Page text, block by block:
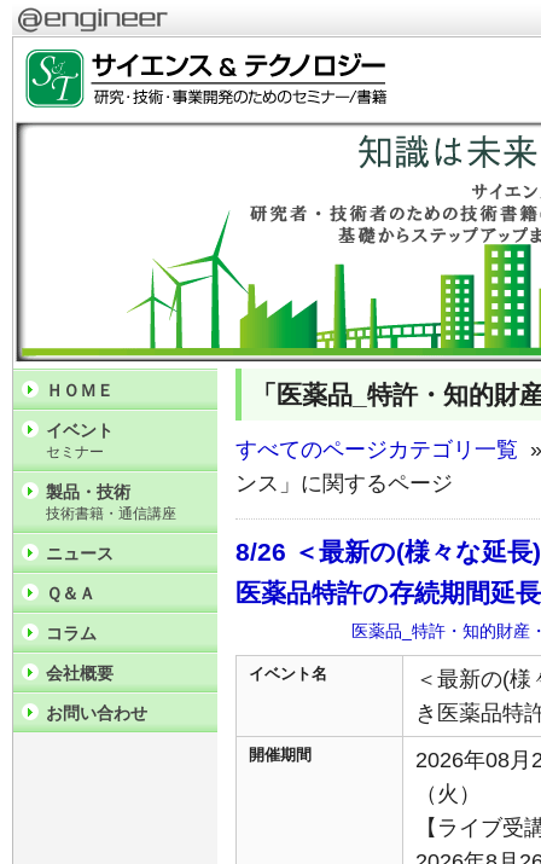
「医薬品_特許・知的財
すべてのページカテゴリ一覧
ンス」に関するページ
8/26 ＜最新の(様々な延
医薬品特許の存続期間延
医薬品_特許・知的財産
イベント名
＜最新の(
き医薬品特
開催期間
2026年08月
（火）
【ライブ受
ＨＯＭＥ
イベント
セミナー
製品・技術
技術書籍・通信講座
ニュース
Ｑ＆Ａ
コラム
会社概要
お問い合わせ